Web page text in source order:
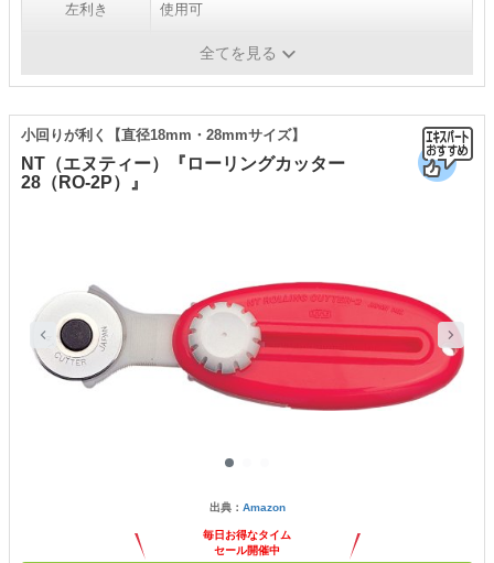
左利き 使用可
替刃式全てを見る
NT（エヌティー）『ローリングカッター
28（RO-2P）』
小回りが利く【直径18mm・28mmサイズ】
出典： Amazon
毎日お得なタイム
セール開催中